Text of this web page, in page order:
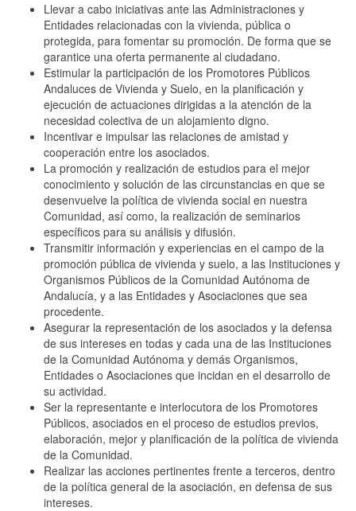
Llevar a cabo iniciativas ante las Administraciones y
Entidades relacionadas con la vivienda, pública o
protegida, para fomentar su promoción. De forma que se
garantice una oferta permanente al ciudadano.
Estimular la participación de los Promotores Públicos
Andaluces de Vivienda y Suelo, en la planificación y
ejecución de actuaciones dirigidas a la atención de la
necesidad colectiva de un alojamiento digno.
Incentivar e impulsar las relaciones de amistad y
cooperación entre los asociados.
La promoción y realización de estudios para el mejor
conocimiento y solución de las circunstancias en que se
desenvuelve la política de vivienda social en nuestra
Comunidad, así como, la realización de seminarios
específicos para su análisis y difusión.
Transmitir información y experiencias en el campo de la
promoción pública de vivienda y suelo, a las Instituciones y
Organismos Públicos de la Comunidad Autónoma de
Andalucía, y a las Entidades y Asociaciones que sea
procedente.
Asegurar la representación de los asociados y la defensa
de sus intereses en todas y cada una de las Instituciones
de la Comunidad Autónoma y demás Organismos,
Entidades o Asociaciones que incidan en el desarrollo de
su actividad.
Ser la representante e interlocutora de los Promotores
Públicos, asociados en el proceso de estudios previos,
elaboración, mejor y planificación de la política de vivienda
de la Comunidad.
Realizar las acciones pertinentes frente a terceros, dentro
de la política general de la asociación, en defensa de sus
intereses.